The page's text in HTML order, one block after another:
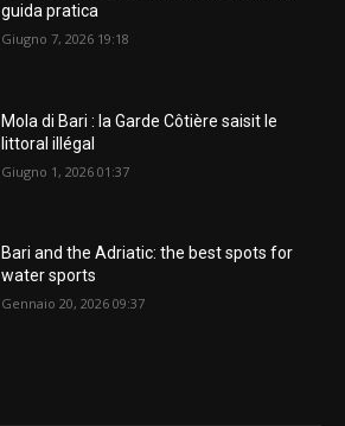
guida pratica
Giugno 7, 2026 19:18
Mola di Bari : la Garde Côtière saisit le
littoral illégal
Giugno 1, 2026 01:37
Bari and the Adriatic: the best spots for
water sports
Gennaio 20, 2026 09:37